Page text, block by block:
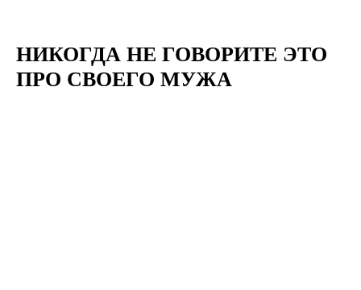
НИКОГДА НЕ ГОВОРИТЕ ЭТО
ПРО СВОЕГО МУЖА